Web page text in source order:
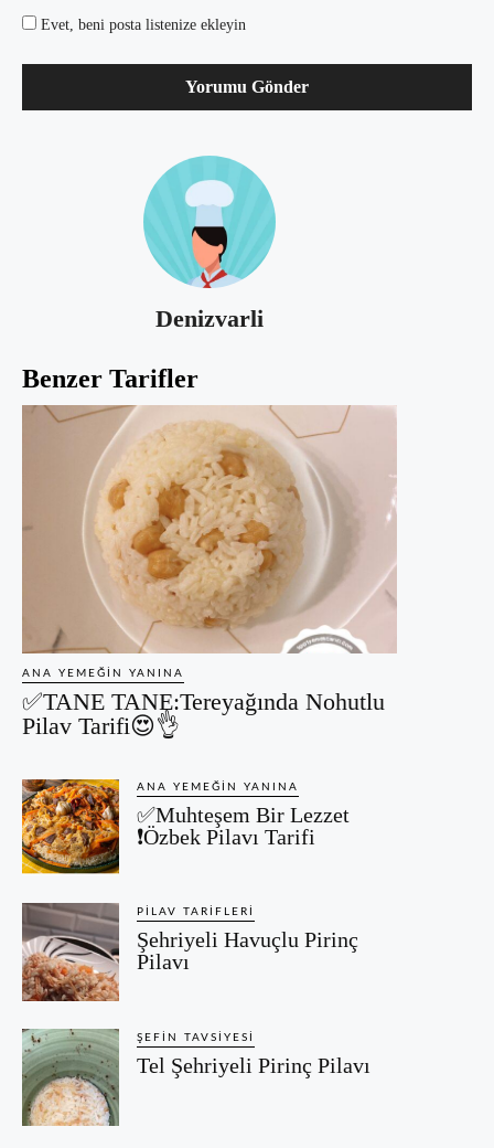
Evet, beni posta listenize ekleyin
Denizvarli
Benzer Tarifler
ANA YEMEĞIN YANINA
✅TANE TANE:Tereyağında Nohutlu
Pilav Tarifi😍👌
ANA YEMEĞIN YANINA
✅Muhteşem Bir Lezzet
❗Özbek Pilavı Tarifi
PILAV TARIFLERI
Şehriyeli Havuçlu Pirinç
Pilavı
ŞEFIN TAVSIYESI
Tel Şehriyeli Pirinç Pilavı